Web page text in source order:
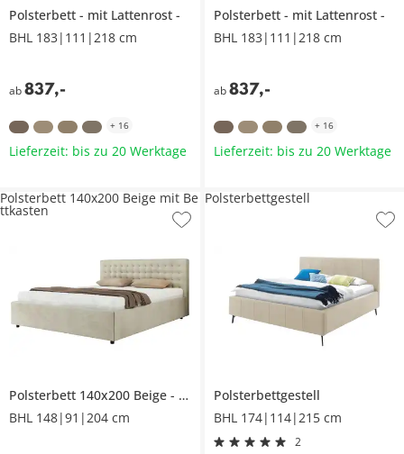
Polsterbett
mit Lattenrost
BHL 183|111|218 cm
ab837,-
+ 16
Lieferzeit: bis zu 20 Werktage
Polsterbett
mit Lattenrost
BHL 183|111|218 cm
ab 837,-
+ 16
Lieferzeit: bis zu 20 Werktage
Polsterbett 140x200 Beige
mit Bettkasten
BHL 148|91|204 cm
Polsterbett 140x200 Beige mit Be
ttkasten
Polsterbettgestell
BHL 174|114|215 cm
2
Polsterbettgestell